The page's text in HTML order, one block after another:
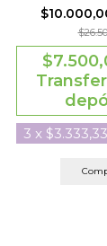
3 x $3.333,33